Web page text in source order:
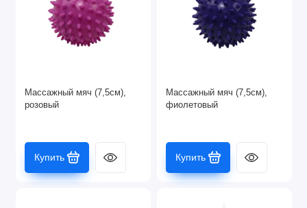
Массажный мяч (7,5см),
розовый
Купить
Массажный мяч (7,5см),
фиолетовый
Купить